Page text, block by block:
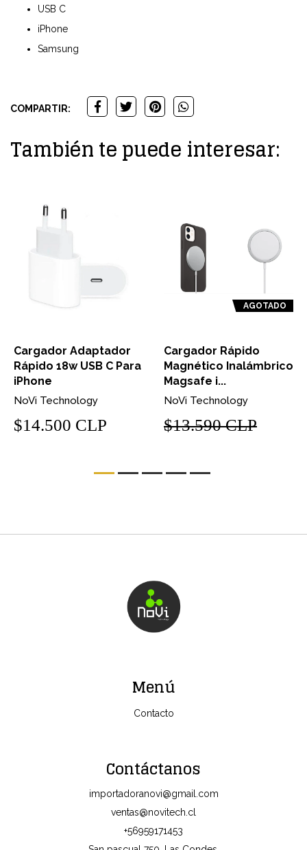
USB C
iPhone
Samsung
COMPARTIR:
También te puede interesar:
Cargador Adaptador
Rápido 18w USB C Para
iPhone
NoVi Technology
$14.500 CLP
AGOTADO
Cargador Rápido
Magnético Inalámbrico
Magsafe i...
NoVi Technology
$13.590 CLP
Menú
Contacto
Contáctanos
importadoranovi@gmail.com
ventas@novitech.cl
+56959171453